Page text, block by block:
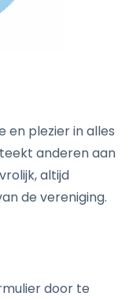
en plezier in alles
anderen aan
altijd
de vereniging.
door te